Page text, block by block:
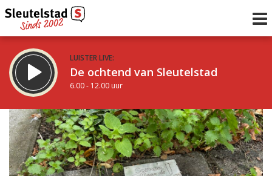
LUISTER LIVE:
De ochtend van Sleutelstad
6.00 - 12.00 uur
STRAKS:
De middag van Sleutelstad
12.00 - 18.00 uur
Vorig uur
uur 1 van 0 Volgend uur